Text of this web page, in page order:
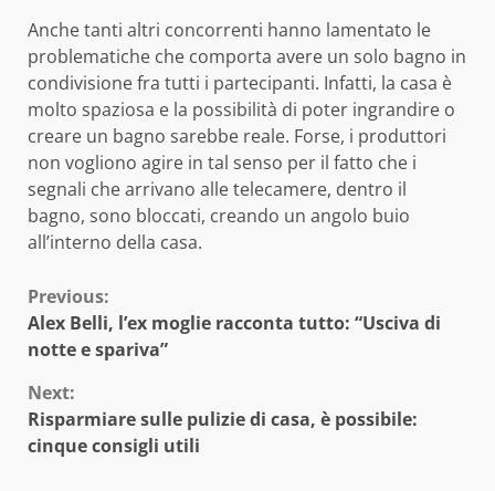
Anche tanti altri concorrenti hanno lamentato le
problematiche che comporta avere un solo bagno in
condivisione fra tutti i partecipanti. Infatti, la casa è
molto spaziosa e la possibilità di poter ingrandire o
creare un bagno sarebbe reale. Forse, i produttori
non vogliono agire in tal senso per il fatto che i
segnali che arrivano alle telecamere, dentro il
bagno, sono bloccati, creando un angolo buio
all’interno della casa.
Continue
Reading
Previous:
Alex Belli, l’ex moglie racconta tutto: “Usciva di
notte e spariva”
Next:
Risparmiare sulle pulizie di casa, è possibile:
cinque consigli utili